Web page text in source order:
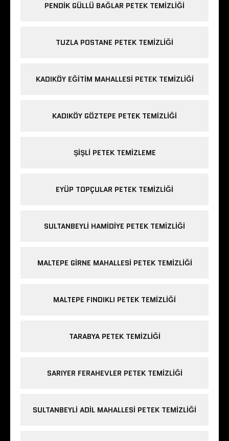
PENDIK GÜLLÜ BAĞLAR PETEK TEMIZLIĞI
TUZLA POSTANE PETEK TEMIZLIĞI
KADIKÖY EĞITIM MAHALLESI PETEK TEMIZLIĞI
KADIKÖY GÖZTEPE PETEK TEMIZLIĞI
ŞIŞLI PETEK TEMIZLEME
EYÜP TOPÇULAR PETEK TEMIZLIĞI
SULTANBEYLI HAMIDIYE PETEK TEMIZLIĞI
MALTEPE GIRNE MAHALLESI PETEK TEMIZLIĞI
MALTEPE FINDIKLI PETEK TEMIZLIĞI
TARABYA PETEK TEMIZLIĞI
SARIYER FERAHEVLER PETEK TEMIZLIĞI
SULTANBEYLI ADIL MAHALLESI PETEK TEMIZLIĞI